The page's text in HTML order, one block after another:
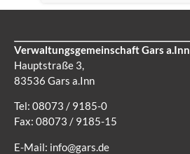
Verwaltungsgemeinschaft Gars a.Inn
Hauptstraße 3,
83536 Gars a.Inn
Tel: 08073 / 9185-0
Fax: 08073 / 9185-15
E-Mail: info@gars.de